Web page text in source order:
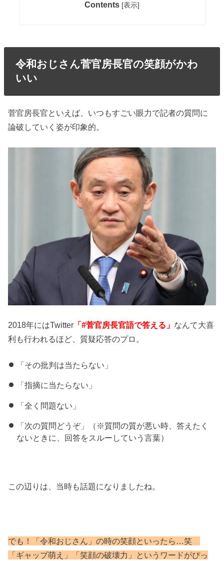
Contents [表示]
令和おじさん菅官房長官の笑顔がかわ
いい
菅官房長官といえば、いつもすごい眼力で記者の質問に
論破していく姿が印象的。
2018年にはTwitter 「#菅官房長官語で答える」 なんて大喜
利も行われるほど、質疑応答のプロ。
「その批判は当たらない」
「指摘に当たらない」
「全く問題ない」
「次の質問どうぞ」（※質問の質が悪い時、答えたく
ないときに、回答をスルーしていう言葉）
この辺りは、当時も話題になりましたね。
でも！「令和おじさん」の時の笑顔といったら…笑
「ギャップ萌え」「笑顔の破壊力」というワードがぴっ